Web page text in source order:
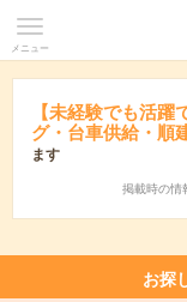
メニュー
【未経験でも活
グ・台車供給・順
ます
掲載時の情
お探